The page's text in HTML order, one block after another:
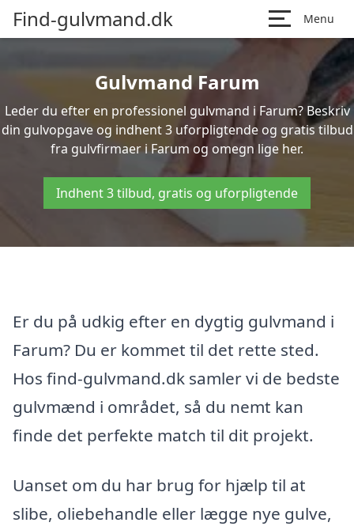
Find-gulvmand.dk Menu
Gulvmand Farum
Leder du efter en professionel gulvmand i Farum? Beskriv
din gulvopgave og indhent 3 uforpligtende og gratis tilbud
fra gulvfirmaer i Farum og omegn lige her.
Indhent 3 tilbud, gratis og uforpligtende
Er du på udkig efter en dygtig gulvmand i
Farum? Du er kommet til det rette sted.
Hos find-gulvmand.dk samler vi de bedste
gulvmænd i området, så du nemt kan
finde det perfekte match til dit projekt.
Uanset om du har brug for hjælp til at
slibe, oliebehandle eller lægge nye gulve,